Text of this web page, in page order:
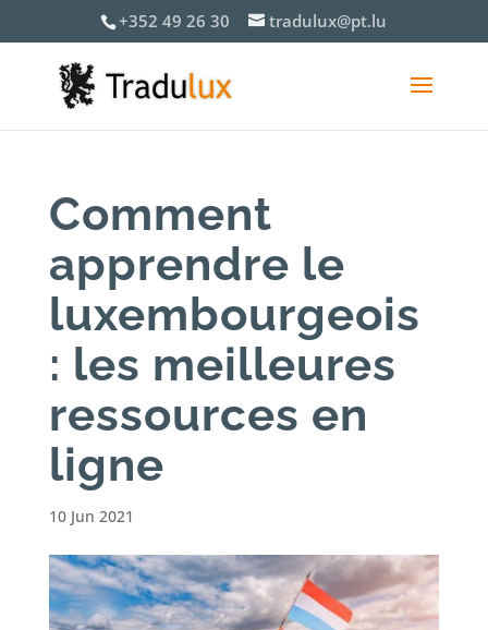
+352 49 26 30 tradulux@pt.lu
Comment
apprendre le
luxembourgeois
: les meilleures
ressources en
ligne
10 Jun 2021